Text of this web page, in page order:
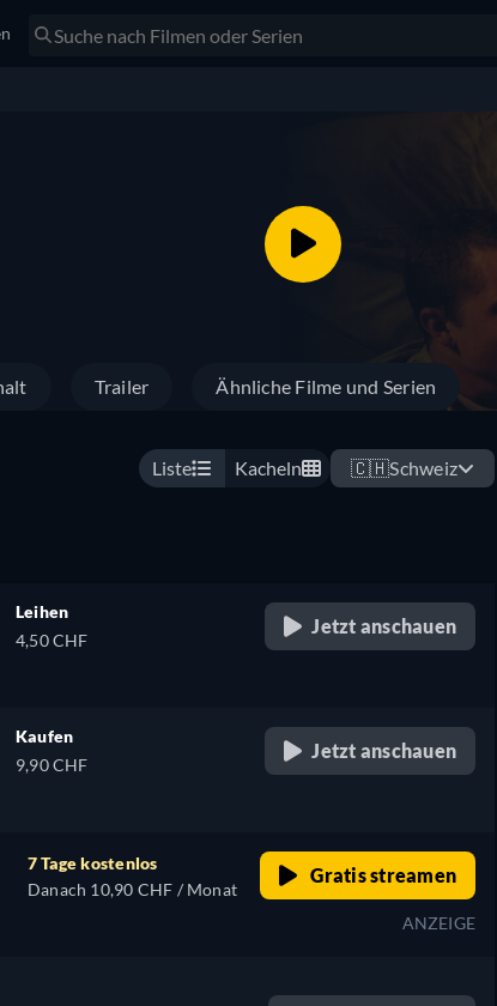
Trailer Ähnliche Filme und Serien
Liste Kacheln 🇨🇭Schweiz
Leihen
4,50 CHF
Jetzt anschauen
Kaufen
9,90 CHF
Jetzt anschauen
7 Tage kostenlos
Danach 10,90 CHF / Monat
Gratis streamen
ANZEIGE